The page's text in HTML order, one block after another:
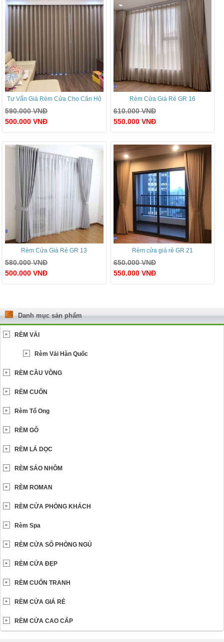
Tư Vấn Giá Rèm Cửa Cho Căn Hộ
590.000VNĐ
500.000 VNĐ
Rèm Cửa Giá Rẻ GR 16
610.000VNĐ
550.000 VNĐ
Rèm Cửa Giá Rẻ GR 13
580.000VNĐ
500.000 VNĐ
Rèm cửa giá rẻ GR 21
650.000VNĐ
550.000 VNĐ
Danh mục sản phẩm
RÈM VẢI
Rèm Vải Hàn Quốc
RÈM CẦU VỒNG
RÈM CUỐN
Rèm Tổ Ong
RÈM GỖ
RÈM LÁ DỌC
RÈM SÁO NHÔM
RÈM ROMAN
RÈM CỬA PHÒNG KHÁCH
Rèm Spa
RÈM CỬA SỔ PHÒNG NGỦ
RÈM CỬA ĐẸP
RÈM CUỐN TRANH
RÈM CỬA GIÁ RẺ
RÈM CỬA CAO CẤP